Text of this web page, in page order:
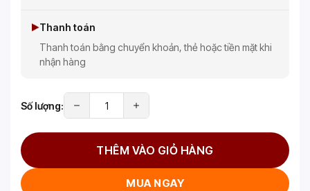
Thanh toán
Thanh toán bằng chuyển khoản, thẻ hoặc tiền mặt khi
nhận hàng
Số lượng:
THÊM VÀO GIỎ HÀNG
MUA NGAY